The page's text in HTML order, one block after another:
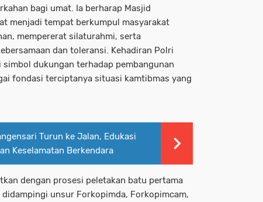
bagi umat. Ia berharap Masjid
menjadi tempat berkumpul masyarakat
mempererat silaturahmi, serta
dan toleransi. Kehadiran Polri
dukungan terhadap pembangunan
fondasi terciptanya situasi kamtibmas yang
Turun ke Jalan, Edukasi
Keselamatan Berkendara
dengan prosesi peletakan batu pertama
unsur Forkopimda, Forkopimcam,